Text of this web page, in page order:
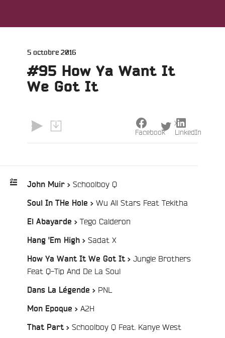
Publié
5 octobre 2016
#95 How Ya Want It
We Got It
Playlist
:
John Muir > Schoolboy Q/
Soul In THe Hole > Wu All Stars Feat Tekitha
El Abayarde > Tego Calderon
Hang 'Em High > Sadat X/
How Ya Want It We Got It > Jungle Brothers
Feat Q-Tip And De La Soul/
Dans La Légende > PNL
Mon Epoque > A2H
That Part > Schoolboy Q Feat. Kanye West
Facebook
X
LinkedIn